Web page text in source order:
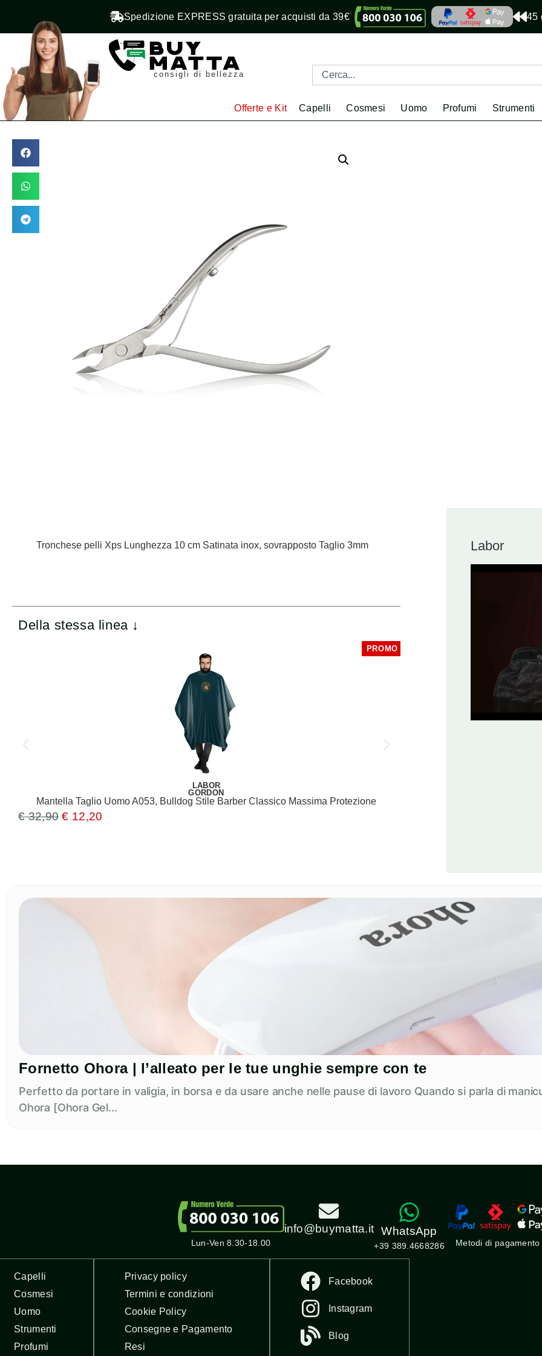
Spedizione EXPRESS gratuita per acquisti da 39€ 45
consigli di bellezza
Offerte e Kit Capelli Cosmesi Uomo Profumi Strumenti
Tronchese pelli Xps Lunghezza 10 cm Satinata inox, sovrapposto Taglio 3mm
Della stessa linea ↓
PROMO
LABOR
GORDON
Mantella Taglio Uomo A053, Bulldog Stile Barber Classico Massima Protezione
€32,90 € 12,20
Labor
Fornetto Ohora | l’alleato per le tue unghie sempre con te
Perfetto da portare in valigia, in borsa e da usare anche nelle pause di lavoro Quando si parla di
Ohora [Ohora Gel...
Lun-Ven 8.30-18.00
info@buymatta.it WhatsApp
+39 389.4668286 Metodi di pagamento
Capelli
Cosmesi
Uomo
Strumenti
Profumi
Privacy policy
Termini e condizioni
Cookie Policy
Consegne e Pagamento
Resi
Facebook
Instagram
Blog